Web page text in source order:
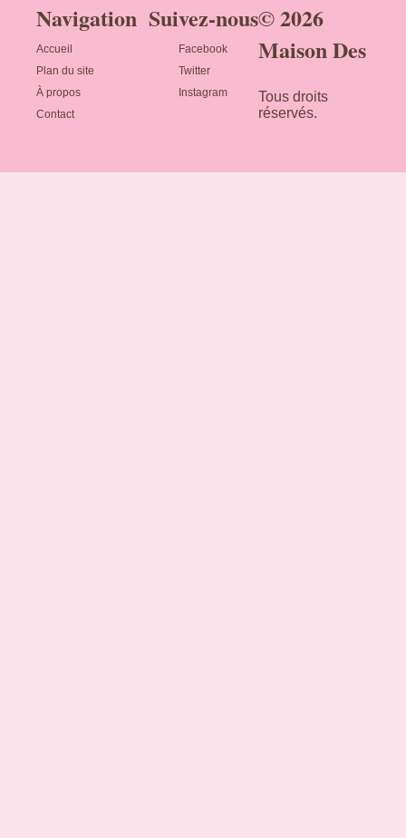
Navigation
Accueil
Plan du site
À propos
Contact
Suivez-nous
Facebook
Twitter
Instagram
© 2026
Maison Des
Tous droits
réservés.